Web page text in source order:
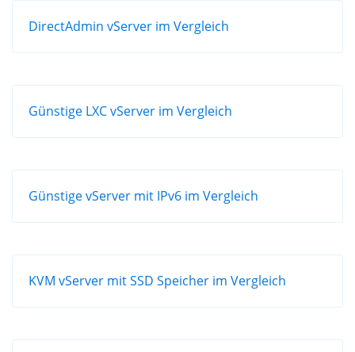
DirectAdmin vServer im Vergleich
Günstige LXC vServer im Vergleich
Günstige vServer mit IPv6 im Vergleich
KVM vServer mit SSD Speicher im Vergleich